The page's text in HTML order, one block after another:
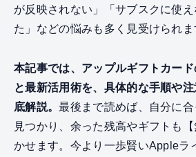
が反映されない」「サブスクに使
た」などの悩みも多く見受けられま
本記事では、アップルギフトカード
と最新活用術を、具体的な手順や
底解説。最後まで読めば、自分に
見つかり、余った残高やギフトも
かせます。今より一歩賢いAppleラ